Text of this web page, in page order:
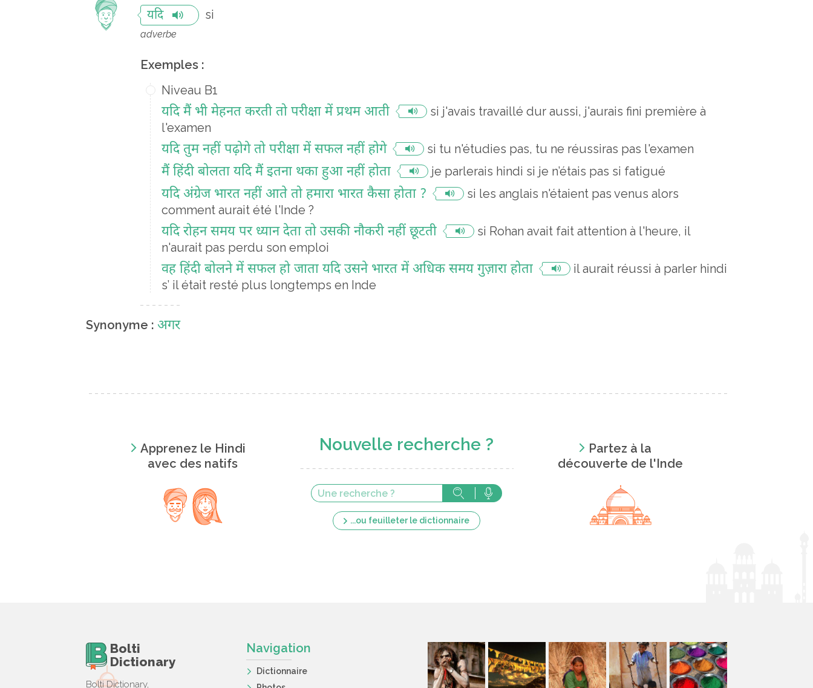
यदि si
adverbe
Exemples :
Niveau B1
यदि मैं भी मेहनत करती तो परीक्षा में प्रथम आती
si j'avais travaillé dur aussi, j'aurais fini première à
l'examen
यदि तुम नहीं पढ़ोगे तो परीक्षा में सफल नहीं होगे si tu n'étudies pas, tu ne réussiras pas l'examen
मैं हिंदी बोलता यदि मैं इतना थका हुआ नहीं होता je parlerais hindi si je n’étais pas si fatigué
यदि अंग्रेज भारत नहीं आते तो हमारा भारत कैसा होता ?
si les anglais n'étaient pas venus alors
comment aurait été l'Inde ?
यदि रोहन समय पर ध्यान देता तो उसकी नौकरी नहीं छूटती
si Rohan avait fait attention à l'heure, il
n'aurait pas perdu son emploi
वह हिंदी बोलने में सफल हो जाता यदि उसने भारत में अधिक समय गुज़ारा होता
il aurait réussi à parler hindi
s’ il était resté plus longtemps en Inde
Synonyme : अगर
Apprenez le Hindi
avec des natifs
Nouvelle recherche ?
...ou feuilleter le dictionnaire
Partez à la
découverte de l'Inde
Bolti
Dictionary
Bolti Dictionary,
Navigation
Dictionnaire